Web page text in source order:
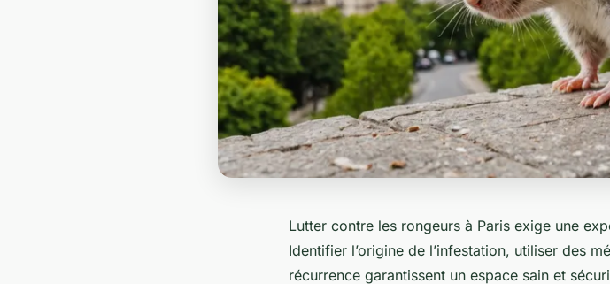
Lutter contre les rongeurs à Paris exige une
Identifier l’origine de l’infestation, utiliser des
récurrence garantissent un espace sain et